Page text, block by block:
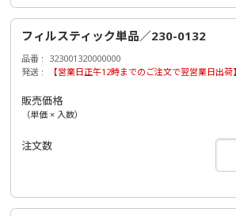
フィルスティック単品／230-0132
品番
323001320000000
発送
【営業日正午12時までのご注文で翌営業日出荷】
販売価格
（単価 × 入数）
注文数